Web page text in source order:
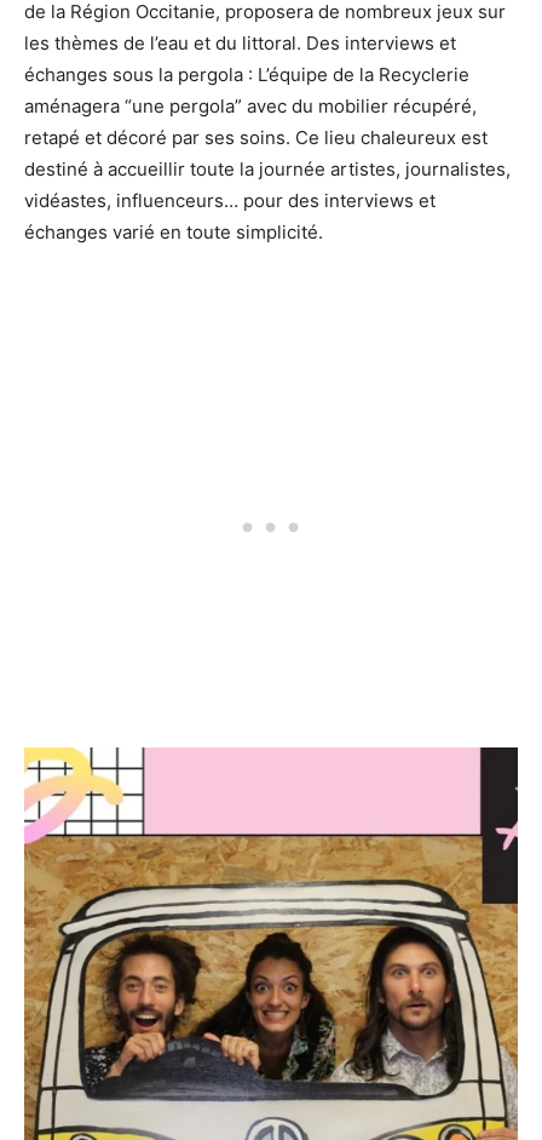
de la Région Occitanie, proposera de nombreux jeux sur
les thèmes de l’eau et du littoral. Des interviews et
échanges sous la pergola : L’équipe de la Recyclerie
aménagera “une pergola” avec du mobilier récupéré,
retapé et décoré par ses soins. Ce lieu chaleureux est
destiné à accueillir toute la journée artistes, journalistes,
vidéastes, influenceurs… pour des interviews et
échanges varié en toute simplicité.